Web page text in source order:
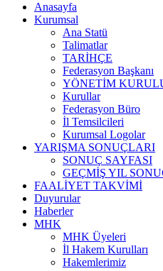
Anasayfa
Kurumsal
Ana Statü
Talimatlar
TARİHÇE
Federasyon Başkanı
YÖNETİM
Kurullar
Federasyon Büro
İl Temsilcileri
Kurumsal Logolar
YARIŞMA SONUÇLARI
SONUÇ SAYFASI
GEÇMİŞ YIL
FAALİYET TAKVİMİ
Duyurular
Haberler
MHK
MHK Üyeleri
İl Hakem Kurulları
Hakemlerimiz